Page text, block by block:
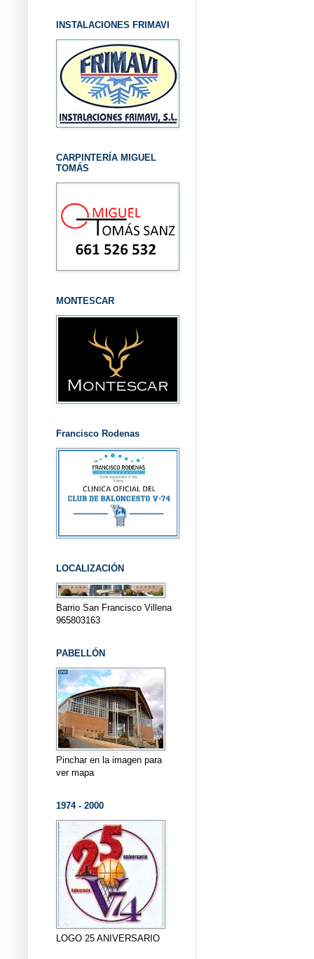
INSTALACIONES FRIMAVI
CARPINTERÍA MIGUEL
TOMÁS
MONTESCAR
Francisco Rodenas
LOCALIZACIÓN
Barrio San Francisco Villena
965803163
PABELLÓN
Pinchar en la imagen para
ver mapa
1974 - 2000
LOGO 25 ANIVERSARIO